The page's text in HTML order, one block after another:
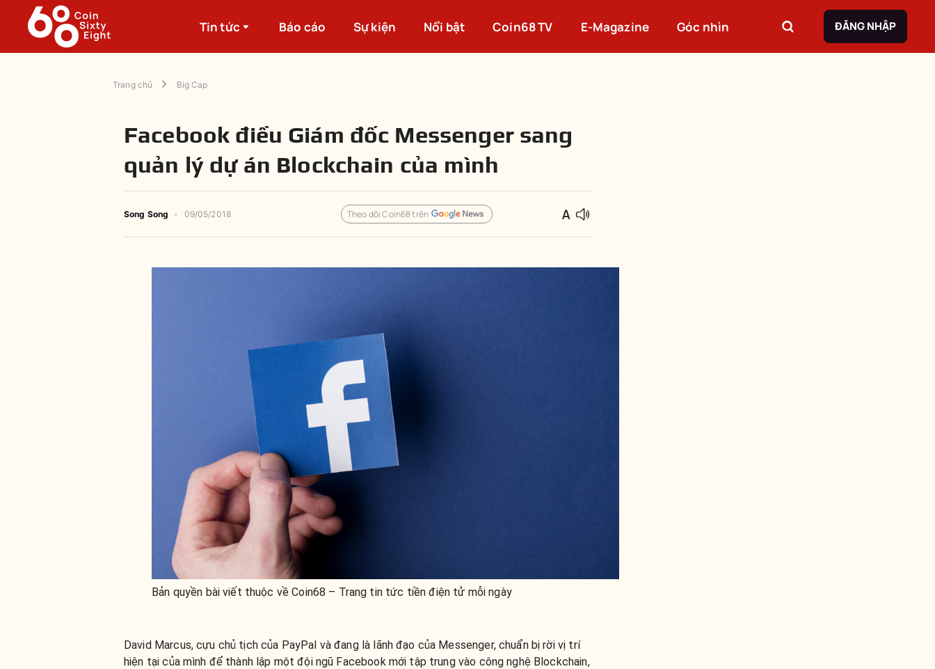
Tin tức Báo cáo Sự kiện Nổi bật Coin68 TV E-Magazine Góc nhìn ĐĂNG NHẬP
Trang chủ Big Cap
Facebook điều Giám đốc Messenger sang
quản lý dự án Blockchain của mình
Song Song - 09/05/2018 Theo dõi Coin68 trên
Bản quyền bài viết thuộc về Coin68 – Trang tin tức tiền điện tử mỗi ngày
David Marcus, cựu chủ tịch của PayPal và đang là lãnh đạo của Messenger, chuẩn bị rời vị trí
hiện tại của mình để thành lập một đội ngũ Facebook mới tập trung vào công nghệ Blockchain,